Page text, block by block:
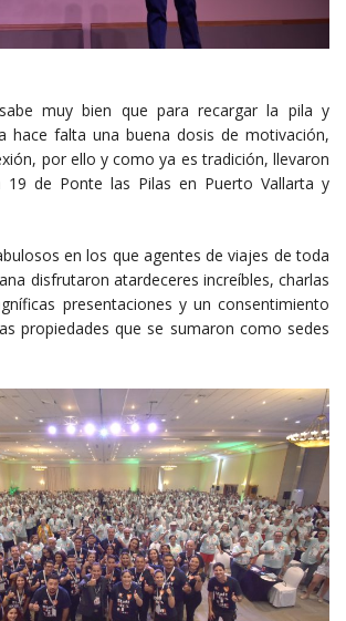
muy bien que para recargar la pila y
hace falta una buena dosis de motivación,
por ello y como ya es tradición, llevaron
19 de Ponte las Pilas en Puerto Vallarta y
en los que agentes de viajes de toda
disfrutaron atardeceres increíbles, charlas
presentaciones y un consentimiento
propiedades que se sumaron como sedes